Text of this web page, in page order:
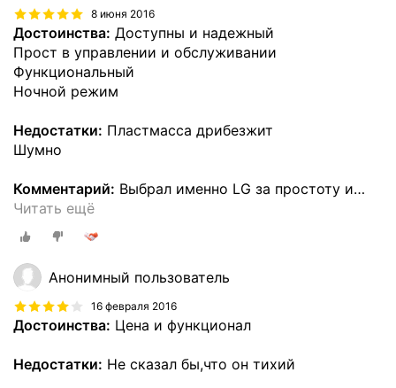
8 июня 2016
Достоинства: Доступны и надежный
Прост в управлении и обслуживании
Функциональный
Ночной режим
Недостатки: Пластмасса дрибезжит
Шумно
Комментарий: Выбрал именно LG за простоту и…
Читать ещё
Анонимный пользователь
16 февраля 2016
Достоинства: Цена и функционал
Недостатки: Не сказал бы,что он тихий